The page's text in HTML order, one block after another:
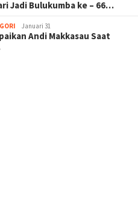
Jadi Bulukumba ke – 66…
Januari 31
Andi Makkasau Saat